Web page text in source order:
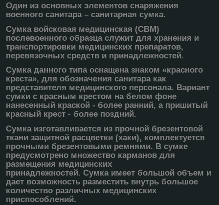
Один из основных элементов снаряжения
военного санитара – санитарная сумка.
Сумка войсковая медицинская (СВМ)
послевоенного образца служит для хранения и
транспортировки медицинских препаратов,
перевязочных средств и принадлежностей.
Сумка данного типа оснащена знаком «красного
креста», для обозначения санитара как
представителя медицинского персонала. Вариант
сумки с красным крестом на белом фоне
нанесенный краской - более ранний, а пришитый
красный крест - более поздний.
Сумка изготавливается из прочной брезентовой
ткани защитной расцветки (хаки), комплектуется
прочными брезентовыми ремнями. В сумке
предусмотрено множество карманов для
размещения медицинских
принадлежностей. Сумка имеет большой объем и
дает возможность разместить внутрь большое
количество различных медицинских
приспособлений.